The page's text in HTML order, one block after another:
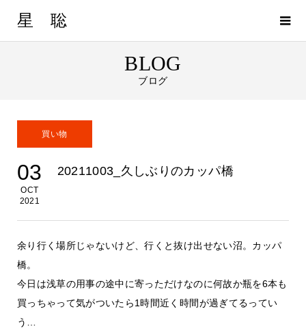
星 聡
BLOG
ブログ
買い物
03
OCT
2021
20211003_久しぶりのカッパ橋
余り行く場所じゃないけど、行くと抜け出せない沼。カッパ
橋。
今日は浅草の用事の途中に寄っただけなのに何故か瓶を6本も
買っちゃって気がついたら1時間近く時間が過ぎてるってい
う…